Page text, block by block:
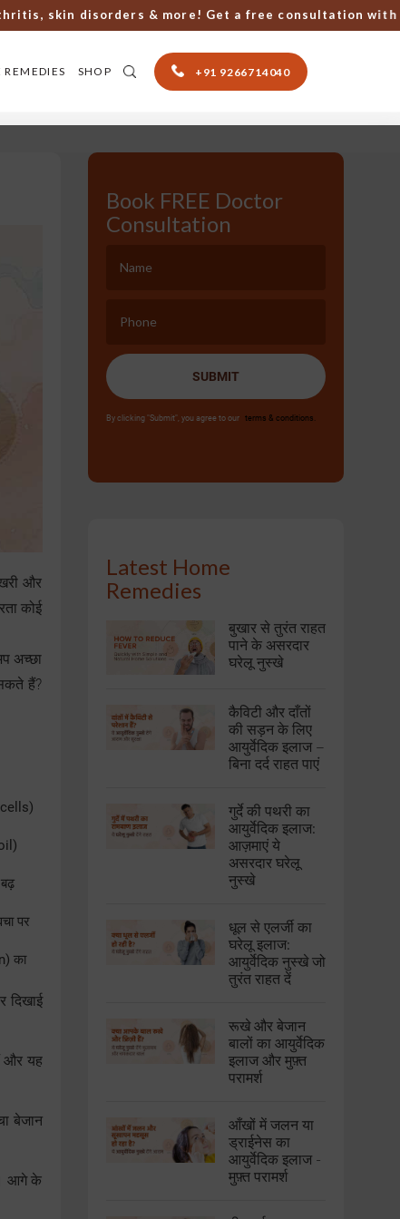
skin disorders & more! Get a free consultation with Top
SHOP +91 9266714040
और
कोई
अच्छा
हैं?
cells)
पर
का
दिखाई
और यह
बेजान
आगे के
Book FREE Doctor
Consultation
SUBMIT
By clicking "Submit", you agree to our terms & conditions.
Latest Home
Remedies
बुखार से तुरंत राहत
पाने के असरदार
घरेलू नुस्खे
कैविटी और दाँतों
की सड़न के लिए
आयुर्वेदिक इलाज –
बिना दर्द राहत पाएं
गुर्दे की पथरी का
आयुर्वेदिक इलाज:
आज़माएं ये
असरदार घरेलू
नुस्खे
धूल से एलर्जी का
घरेलू इलाज:
आयुर्वेदिक नुस्खे जो
तुरंत राहत दें
रूखे और बेजान
बालों का आयुर्वेदिक
इलाज और मुफ़्त
परामर्श
आँखों में जलन या
ड्राईनेस का
आयुर्वेदिक इलाज -
मुफ़्त परामर्श